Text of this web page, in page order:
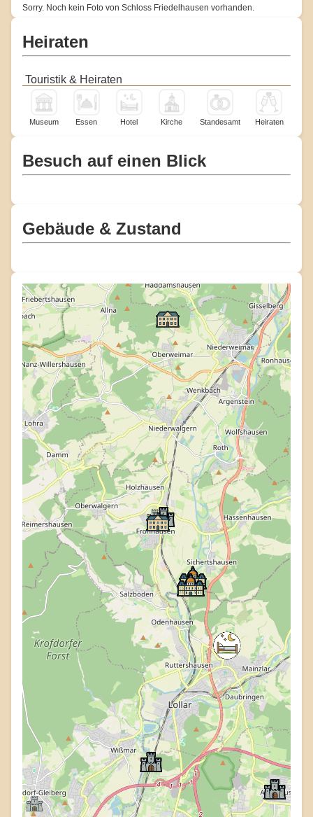
Sorry. Noch kein Foto von Schloss Friedelhausen vorhanden.
Heiraten
Touristik & Heiraten
Museum Essen Hotel Kirche Standesamt Heiraten
Besuch auf einen Blick
Gebäude & Zustand